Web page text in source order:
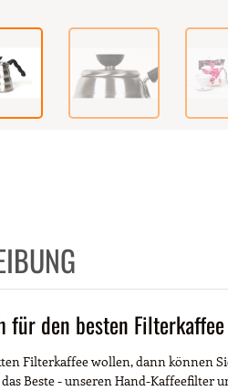
für den besten Filterkaffee
Filterkaffee wollen, dann können
Beste - unseren Hand-Kaffeefilter